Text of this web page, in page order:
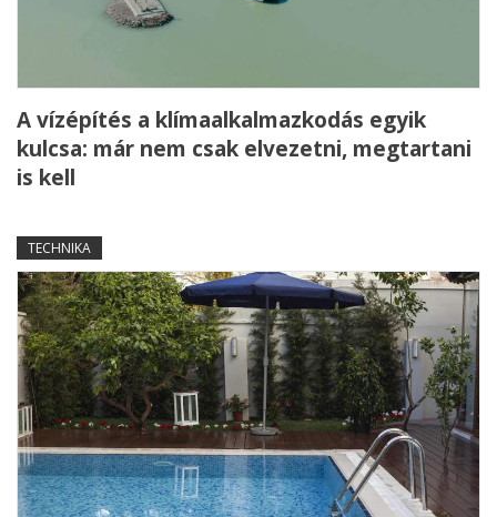
A vízépítés a klímaalkalmazkodás egyik
kulcsa: már nem csak elvezetni, megtartani
is kell
TECHNIKA